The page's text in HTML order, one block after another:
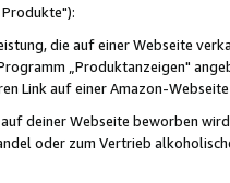
Produkte"):
die auf einer Webseite
„Produktanzeigen"
Link auf einer Amazon-
deiner Webseite beworben
oder zum Vertrieb